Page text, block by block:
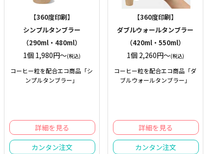
【360度印刷】
シンプルタンブラー
（290ml・480ml）
1個 1,980円〜(税込)
コーヒー粒を配合エコ商品「シ
ンプルタンブラー」
詳細を見る
カンタン注文
【360度印刷】
ダブルウォールタンブラー
（420ml・550ml）
1個 2,260円〜(税込)
コーヒー粒を配合エコ商品「ダ
ブルウォールタンブラー」
詳細を見る
カンタン注文